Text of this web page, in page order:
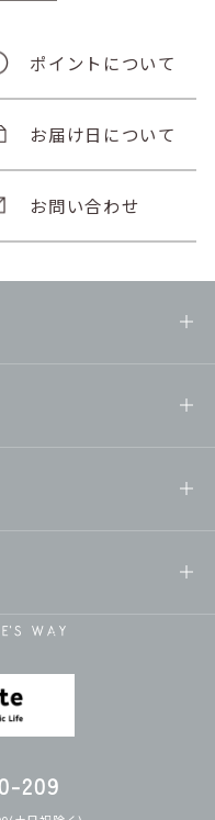
ポイントについて
お届け日について
お問い合わせ
209